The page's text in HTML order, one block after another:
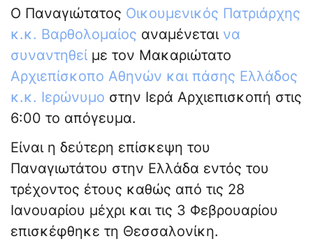
Ο Παναγιώτατος Οικουμενικός Πατριάρχης
κ.κ. Βαρθολομαίος αναμένεται να
συναντηθείμε τον Μακαριώτατο
Αρχιεπίσκοπο Αθηνών και πάσης Ελλάδος
κ.κ. Ιερώνυμο στην Ιερά Αρχιεπισκοπή στις
6:00 το απόγευμα.
Είναι η δεύτερη επίσκεψη του
Παναγιωτάτου στην Ελλάδα εντός του
τρέχοντος έτους καθώς από τις 28
Ιανουαρίου μέχρι και τις 3 Φεβρουαρίου
επισκέφθηκε τη Θεσσαλονίκη.